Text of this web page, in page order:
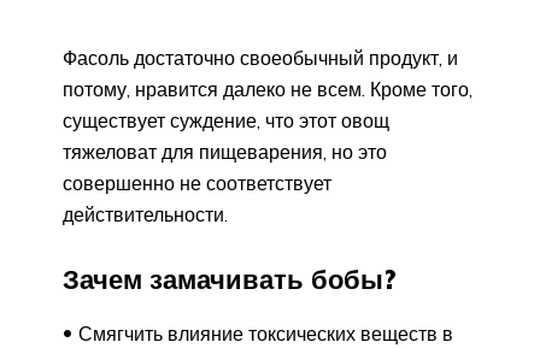
Фасоль достаточно своеобычный продукт, и
потому, нравится далеко не всем. Кроме того,
существует суждение, что этот овощ
тяжеловат для пищеварения, но это
совершенно не соответствует
действительности.
Зачем замачивать бобы?
Смягчить влияние токсических веществ в